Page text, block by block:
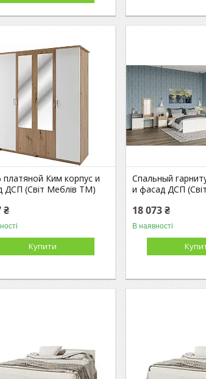
Ким корпус и
ДСП (Світ Меблів TM)
₴
Купити
Спальный
и фасад ДСП
18 073 ₴
В наявності